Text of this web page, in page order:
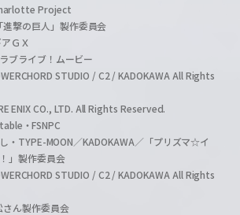
Project
撃の巨人」製作委員会
ＧＸ
ブライブ！ムービー
STUDIO / C2 / KADOKAWA All Rights
ENIX CO., LTD. All Rights Reserved.
・FSNPC
・TYPE-MOON／KADOKAWA／「プリズマ☆イ
」製作委員会
STUDIO / C2 / KADOKAWA All Rights
ん製作委員会